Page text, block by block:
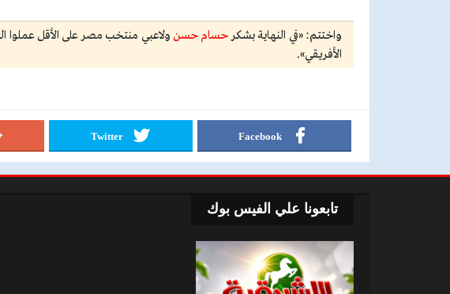
واختتم: «في النهاية بشكرحسام حسن ولاعبي منتخب مصر على الأقل عملوا
الأفريقي».
Facebook
Twitter
تابعونا علي الفيس بوك